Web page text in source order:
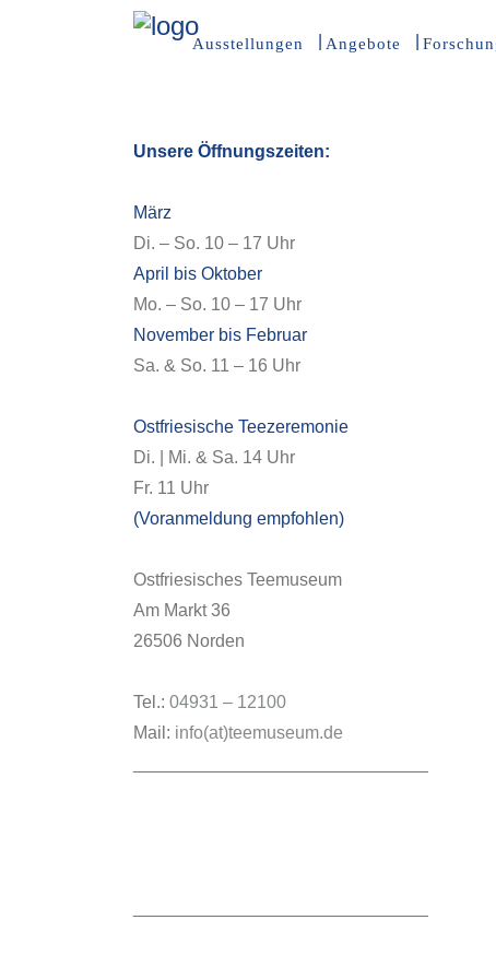
Ausstellungen Angebote
Unsere Öffnungszeiten:
März
Di. – So. 10 – 17 Uhr
April bis Oktober
Mo. – So. 10 – 17 Uhr
November bis Februar
Sa. & So. 11 – 16 Uhr
Ostfriesische Teezeremonie
Di. | Mi. & Sa. 14 Uhr
Fr. 11 Uhr
(Voranmeldung empfohlen)
Ostfriesisches Teemuseum
Am Markt 36
26506 Norden
Tel.: 04931 – 12100
Mail: info(at)teemuseum.de